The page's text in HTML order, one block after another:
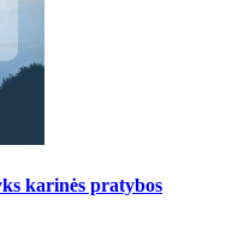
karinės pratybos